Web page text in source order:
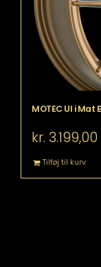
MOTEC Ul i Mat
kr. 3.199,00
Tilføj til kurv